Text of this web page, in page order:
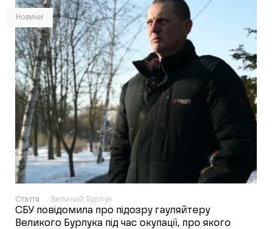
Новини
Стаття Великий Бурлук
СБУ повідомила про підозру гауляйтеру
Великого Бурлука під час окупації, про якого